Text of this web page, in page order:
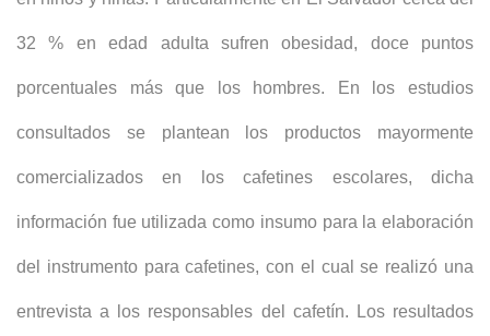
32 % en edad adulta sufren obesidad, doce puntos
porcentuales más que los hombres. En los estudios
consultados se plantean los productos mayormente
comercializados en los cafetines escolares, dicha
información fue utilizada como insumo para la elaboración
del instrumento para cafetines, con el cual se realizó una
entrevista a los responsables del cafetín. Los resultados